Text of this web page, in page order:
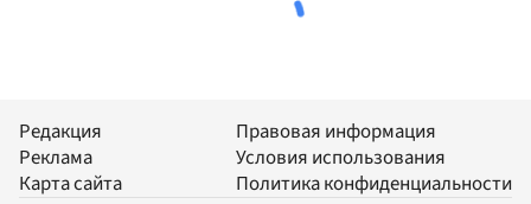
Редакция
Реклама
Карта сайта
Правовая информация
Условия использования
Политика конфиденциальности